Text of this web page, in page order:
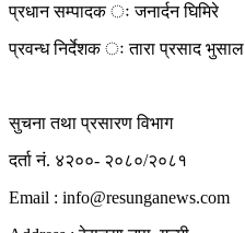
प्रधान सम्पादक ः जनार्दन घिमिरे
प्रवन्ध निर्देशक ः तारा प्रसाद भुसाल
सुचना तथा प्रसारण विभाग
दर्ता नं. ४२००- २०८०/२०८१
Email : info@resunganews.com